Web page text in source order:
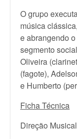
O grupo
música
e abrangendo
segmento
Oliveira
(fagote),
e Humberto
Ficha Técnica
Direção